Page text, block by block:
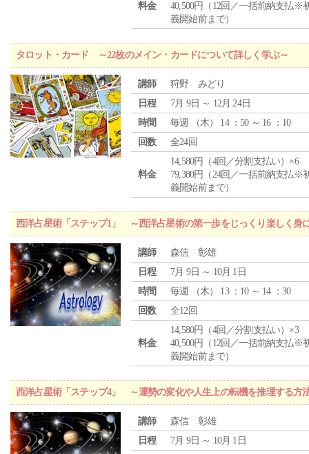
料金
40,500円（12回／一括前納支払※
義開始前まで）
タロット・カード ～22枚のメイン・カードについて詳しく学ぶ～
講師
狩野 みどり
日程
7月 9日 ～ 12月 24日
時間
毎週 （木） 14 ：50 ～ 16 ：10
回数
全24回
料金
14,580円（4回／分割支払い）×6
79,380円（24回／一括前納支払※
義開始前まで）
西洋占星術「ステップ1」 ～西洋占星術の第一歩をじっくり楽しく身
講師
森信 彰雄
日程
7月 9日 ～ 10月 1日
時間
毎週 （木） 13 ：10 ～ 14 ：30
回数
全12回
料金
14,580円（4回／分割支払い）×3
40,500円（12回／一括前納支払※
義開始前まで）
西洋占星術「ステップ4」 ～運勢の変化や人生上の転機を推理する方
講師
森信 彰雄
日程
7月 9日 ～ 10月 1日